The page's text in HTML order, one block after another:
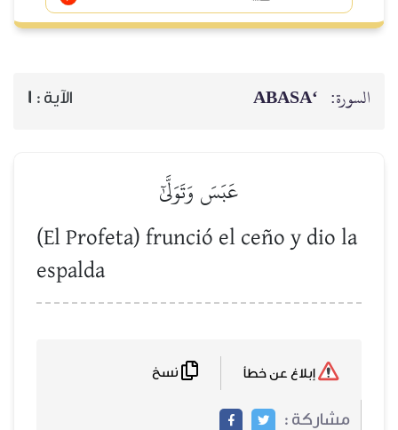
السورة: ‘ABASA الآية : 1
عَبَسَ وَتَوَلَّىٰٓ
(El Profeta) frunció el ceño y dio la
espalda
مشاركة :